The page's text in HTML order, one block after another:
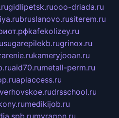
gidlipetsk.ruooo-driada.ru
bruslanovo.rusiterem.ru
kafekolizey.ru
sugarepilekb.rugrinox.ru
kameryjooan.ru
aid70.rumetall-perm.ru
apiaccess.ru
drsschool.ru
medikijob.ru
myragon.ru